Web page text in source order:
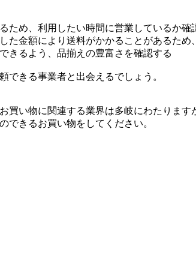
ため、利用したい時間に営業しているか確
た金額により送料がかかることがあるため
きるよう、品揃えの豊富さを確認する
できる事業者と出会えるでしょう。
買い物に関連する業界は多岐にわたります
できるお買い物をしてください。